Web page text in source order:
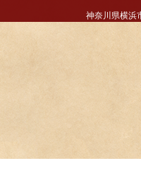
神奈川県横浜